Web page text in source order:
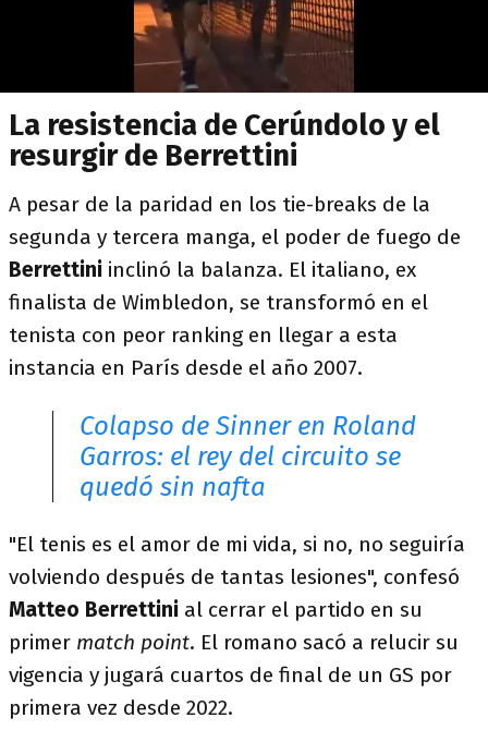
La resistencia de Cerúndolo y el
resurgir de Berrettini
A pesar de la paridad en los tie-breaks de la
segunda y tercera manga, el poder de fuego de
Berrettini inclinó la balanza. El italiano, ex
finalista de Wimbledon, se transformó en el
tenista con peor ranking en llegar a esta
instancia en París desde el año 2007.
Colapso de Sinner en Roland
Garros: el rey del circuito se
quedó sin nafta
"El tenis es el amor de mi vida, si no, no seguiría
volviendo después de tantas lesiones", confesó
Matteo Berrettini al cerrar el partido en su
primer match point. El romano sacó a relucir su
vigencia y jugará cuartos de final de un GS por
primera vez desde 2022.